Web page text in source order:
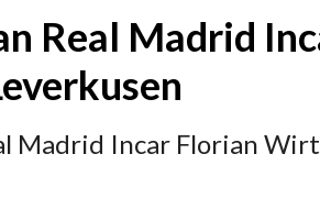
Real Madrid
Madrid Incar Florian